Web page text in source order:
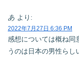
あ より:
2022年7月27日 6:36 PM
感想については概ね同
うのは日本の男性らし